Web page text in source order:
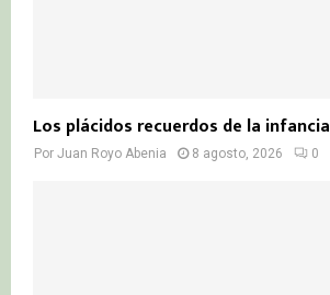
Los plácidos recuerdos de la infancia
Por Juan Royo Abenia 8 agosto, 2026 0